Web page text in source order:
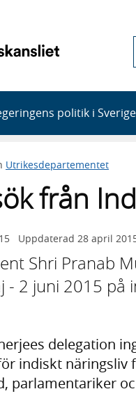
politik i
Utrikesdepartementet
från
Uppdaterad 28 april
Shri Pranab
- 2 juni 2015 på
delegation
indiskt näringsliv
parlamentariker